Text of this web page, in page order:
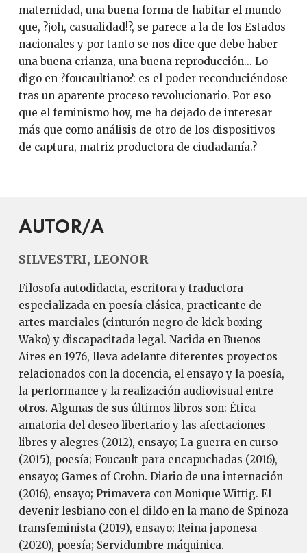
maternidad, una buena forma de habitar el mundo
que, ?¡oh, casualidad!?, se parece a la de los Estados
nacionales y por tanto se nos dice que debe haber
una buena crianza, una buena reproducción... Lo
digo en ?foucaultiano?: es el poder reconduciéndose
tras un aparente proceso revolucionario. Por eso
que el feminismo hoy, me ha dejado de interesar
más que como análisis de otro de los dispositivos
de captura, matriz productora de ciudadanía.?
AUTOR/A
SILVESTRI, LEONOR
Filosofa autodidacta, escritora y traductora
especializada en poesía clásica, practicante de
artes marciales (cinturón negro de kick boxing
Wako) y discapacitada legal. Nacida en Buenos
Aires en 1976, lleva adelante diferentes proyectos
relacionados con la docencia, el ensayo y la poesía,
la performance y la realización audiovisual entre
otros. Algunas de sus últimos libros son: Ética
amatoria del deseo libertario y las afectaciones
libres y alegres (2012), ensayo; La guerra en curso
(2015), poesía; Foucault para encapuchadas (2016),
ensayo; Games of Crohn. Diario de una internación
(2016), ensayo; Primavera con Monique Wittig. El
devenir lesbiano con el dildo en la mano de Spinoza
transfeminista (2019), ensayo; Reina japonesa
(2020), poesía; Servidumbre máquinica.